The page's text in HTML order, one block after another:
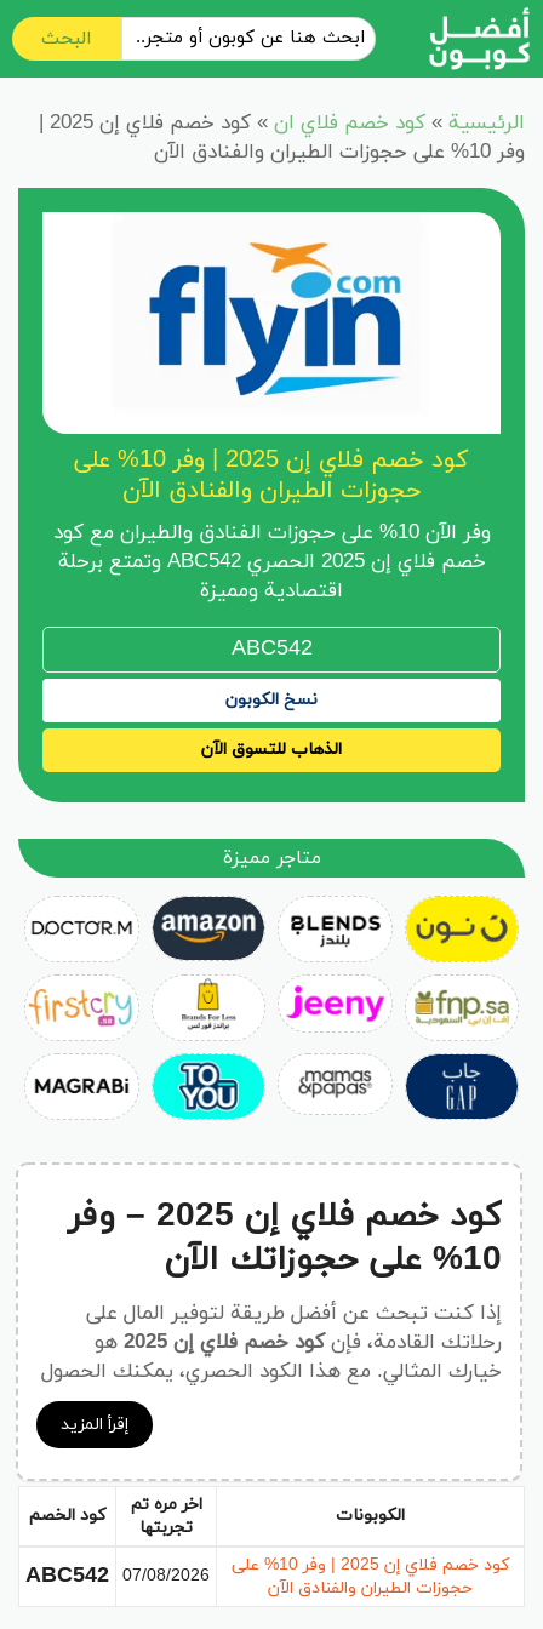
البحث
الرئيسية » كود خصم فلاي ان »
كود خصم فلاي إن 2025 |
وفر 10% على حجوزات الطيران والفنادق الآن
كود خصم فلاي إن 2025 | وفر 10% على
حجوزات الطيران والفنادق الآن
وفر الآن 10% على حجوزات الفنادق والطيران مع كود
خصم فلاي إن 2025 الحصري ABC542 وتمتع برحلة
اقتصادية ومميزة
نسخ الكوبون
الذهاب للتسوق الآن
متاجر مميزة
إقرأ المزيد
كود خصم فلاي إن 2025 – وفر
10% على حجوزاتك الآن
إذا كنت تبحث عن أفضل طريقة لتوفير المال على
رحلاتك القادمة، فإنكود خصم فلاي إن 2025
هو
خيارك المثالي. مع هذا الكود الحصري، يمكنك الحصول
على حجوزات الفنادق، بالإضافة إلى
خصومات أخرى على تذاكر الطيران وباقات العطلات.
شهر عسل، فإن فلاي إن توفر لك تجربة حجز سهلة،
آمنة، واقتصادية.
💡 ما هو كود خصم فلاي إن؟
الكوبونات
اخر مره تم
تجربتها
كود الخصم
كود خصم فلاي إن 2025 | وفر 10% على
حجوزات الطيران والفنادق الآن
07/08/2026
ABC542